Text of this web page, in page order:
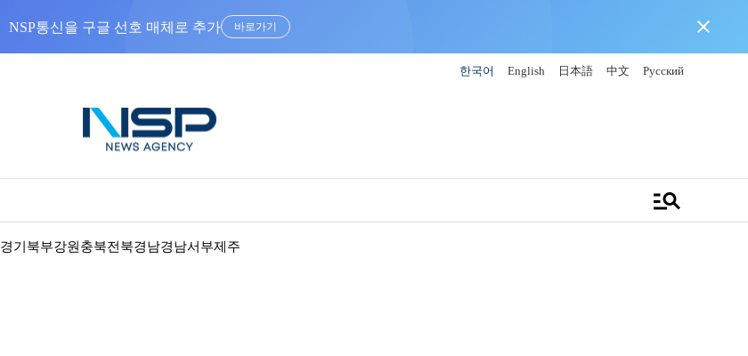
NSP통신을 구글 선호 매체로 추가 바로가기 close
한국어 English 日本語 中文 Русский
manage_search
경기북부강원 충북전북경남경남서부제주